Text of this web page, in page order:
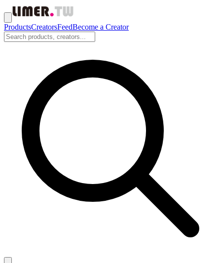
ProductsCreatorsFeedBecome a Creator